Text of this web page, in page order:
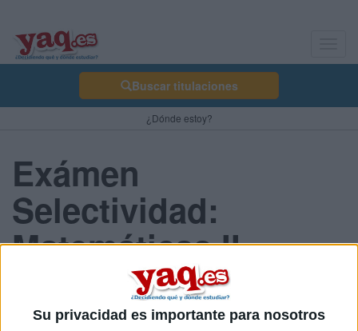
Su privacidad es importante para nosotros
Buscar titulaciones
¿Dónde estoy?
Exámen
Selectividad:
Matemáticas II -
Aragón 2013 Junio